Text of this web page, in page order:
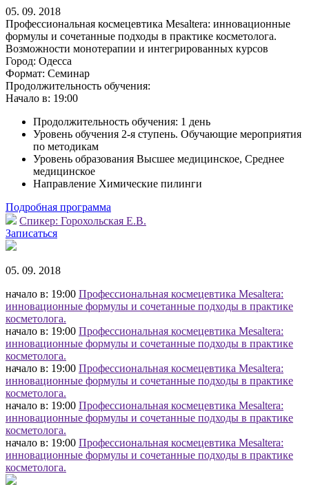
05. 09. 2018
Профессиональная космецевтика Mesaltera: инновационные
формулы и сочетанные подходы в практике косметолога.
Возможности монотерапии и интегрированных курсов
Город: Одесса
Формат: Семинар
Продолжительность обучения:
Начало в: 19:00
Продолжительность обучения: 1 день
Уровень обучения 2-я ступень. Обучающие мероприятия
по методикам
Уровень образования Высшее медицинское, Среднее
медицинское
Направление Химические пилинги
Подробная программа
Спикер: Горохольская Е.В.
Записаться
05. 09. 2018
начало в: 19:00 Профессиональная космецевтика Mesaltera:
инновационные формулы и сочетанные подходы в практике
косметолога.
начало в: 19:00 Профессиональная космецевтика Mesaltera:
инновационные формулы и сочетанные подходы в практике
косметолога.
начало в: 19:00 Профессиональная космецевтика Mesaltera:
инновационные формулы и сочетанные подходы в практике
косметолога.
начало в: 19:00 Профессиональная космецевтика Mesaltera:
инновационные формулы и сочетанные подходы в практике
косметолога.
начало в: 19:00 Профессиональная космецевтика Mesaltera:
инновационные формулы и сочетанные подходы в практике
косметолога.